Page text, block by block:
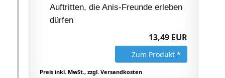
Auftritten, die Anis-Freunde erleben
dürfen
13,49 EUR
Zum Produkt *
Preis inkl. MwSt., zzgl. Versandkosten